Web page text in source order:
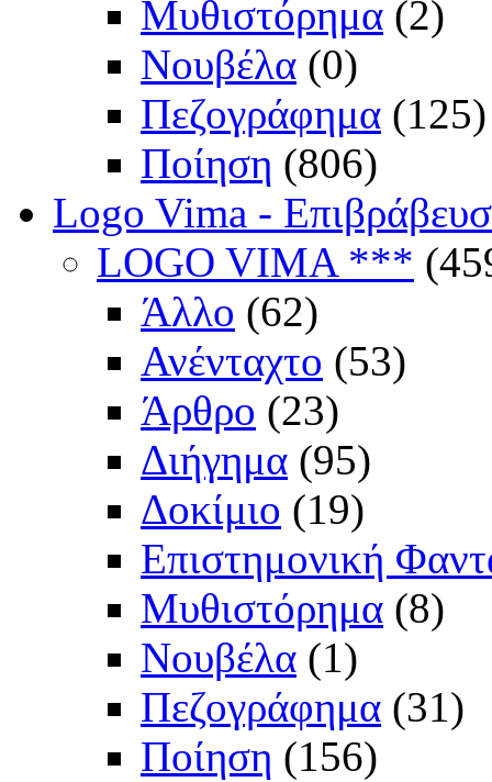
Μυθιστόρημα (2)
Νουβέλα (0)
Πεζογράφημα (125)
Ποίηση (806)
Logo Vima -
LOGO VIMA ***
Άλλο (62)
Ανένταχτο (53)
Άρθρο (23)
Διήγημα (95)
Δοκίμιο (19)
Επιστημονική
Μυθιστόρημα (8)
Νουβέλα (1)
Πεζογράφημα (31)
Ποίηση (156)